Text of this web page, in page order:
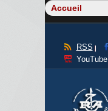
RSS
YouTube